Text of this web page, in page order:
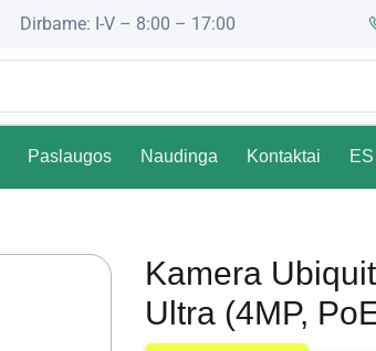
Dirbame: I-V – 8:00 – 17:00
Paslaugos Naudinga Kontaktai
Kamera
Ultra (4MP,